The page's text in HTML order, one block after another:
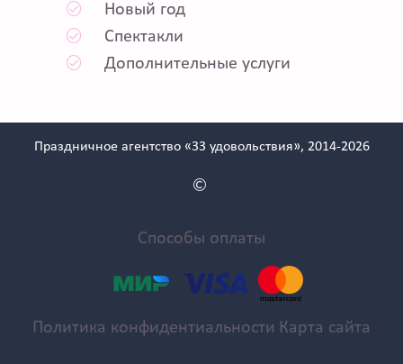
Новый год
Спектакли
Дополнительные услуги
Праздничное агентство «33 удовольствия», 2014-2026
Способы оплаты
Политика конфидентиальности Карта сайта